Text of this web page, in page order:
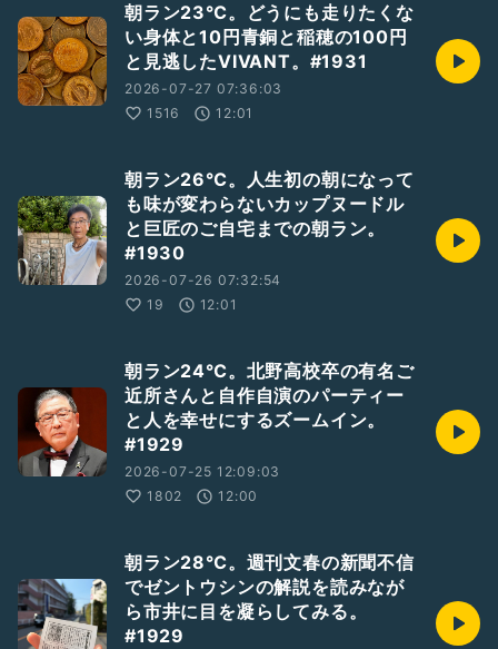
朝ラン23℃。どうにも走りたくな
い身体と10円青銅と稲穂の100円
と見逃したVIVANT。#1931
2026-07-27 07:36:03
1516
12:01
朝ラン26℃。人生初の朝になって
も味が変わらないカップヌードル
と巨匠のご自宅までの朝ラン。
#1930
2026-07-26 07:32:54
19
12:01
朝ラン24℃。北野高校卒の有名ご
近所さんと自作自演のパーティー
と人を幸せにするズームイン。
#1929
2026-07-25 12:09:03
1802
12:00
朝ラン28℃。週刊文春の新聞不信
でゼントウシンの解説を読みなが
ら市井に目を凝らしてみる。
#1929